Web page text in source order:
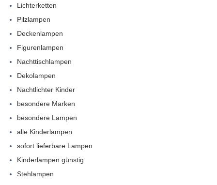
Lichterketten
Pilzlampen
Deckenlampen
Figurenlampen
Nachttischlampen
Dekolampen
Nachtlichter Kinder
besondere Marken
besondere Lampen
alle Kinderlampen
sofort lieferbare Lampen
Kinderlampen günstig
Stehlampen